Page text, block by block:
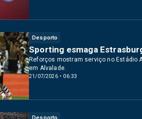
Desporto
21/07/2026 • 06:33
Sporting esmaga
Reforços mostram serviço no Estádio
em Alvalade.